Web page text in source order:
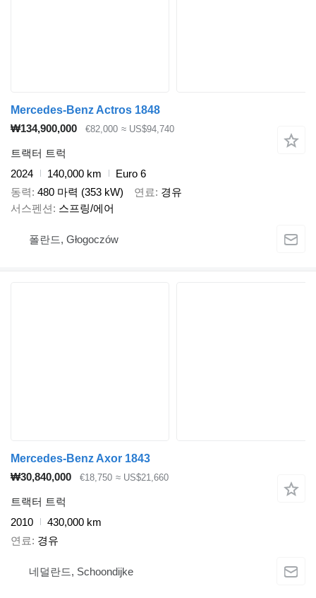
Mercedes-Benz Actros 1848
₩134,900,000
€82,000 ≈ US$94,740
트랙터 트럭
2024
140,000 km
Euro 6
동력 480 마력 (353 kW) 연료
경유
서스펜션
스프링/에어
폴란드, Głogoczów
Mercedes-Benz Axor 1843
₩30,840,000
€18,750 ≈ US$21,660
트랙터 트럭
2010
430,000 km
연료
경유
네덜란드, Schoondijke